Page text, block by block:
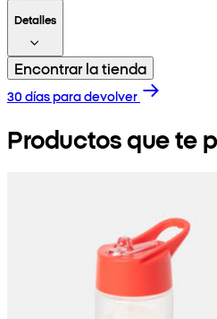
Detalles
Encontrar la tienda
30 días para devolver
Productos que te